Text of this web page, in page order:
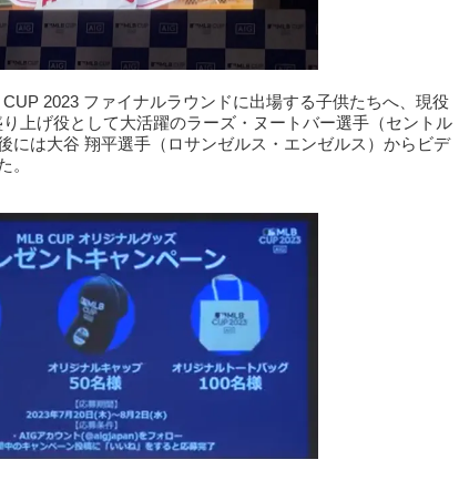
2023 ファイナルラウンドに出場する子供たちへ、現役
上げ役として大活躍のラーズ・ヌートバー選手（セントル
には大谷 翔平選手（ロサンゼルス・エンゼルス）からビデ
。